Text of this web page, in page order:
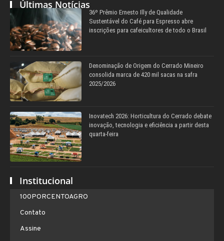
Últimas Notícias
36º Prêmio Ernesto Illy de Qualidade
Sustentável do Café para Espresso abre
inscrições para cafeicultores de todo o Brasil
Denominação de Origem do Cerrado Mineiro
consolida marca de 420 mil sacas na safra
2025/2026
Inovatech 2026: Horticultura do Cerrado debate
inovação, tecnologia e eficiência a partir desta
quarta-feira
Institucional
100PORCENTOAGRO
Contato
Assine